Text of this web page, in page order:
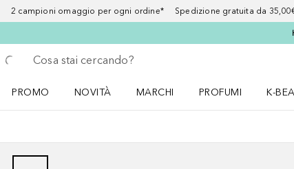
2 campioni omaggio per ogni ordine* Spedizione gratuita da
Torna indietro
Esegui ricerca
PROMO
NOVITÀ
MARCHI
PROFUMI
K-